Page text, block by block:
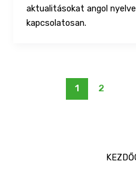
aktualitásokat angol
kapcsolatosan.
1 2